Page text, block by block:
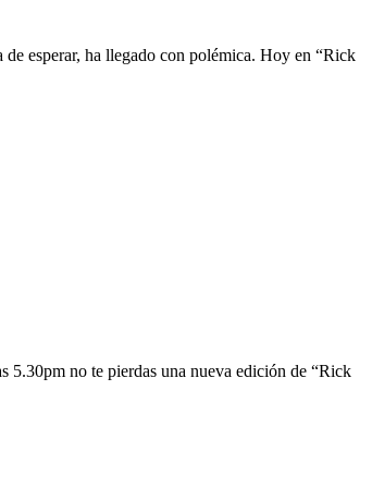
esperar, ha llegado con polémica. Hoy en “Rick
5.30pm no te pierdas una nueva edición de “Rick